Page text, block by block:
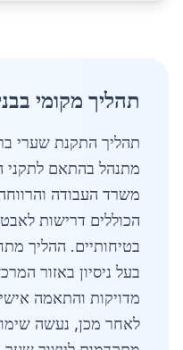
תהליך מקומי
תהליך התקנת שערי
מתנהל בהתאם לתקני
משרד העבודה
הכוללים דרישות
בטיחותיים. ההליך
בעל ניסיון באזור
מדויקות והתאמה
לאחר מכן, נעשה